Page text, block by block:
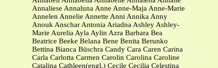
Annaliese Annaluna Anne Anne-Maja Anne-Marie
Annelen Annelie Annette Anni Annika Anny
Anouk Anschar Antonia Ariadna Ashley Ashley-
Marie Aurelia Ayla Aylin Azra Barbara Bea
Beatrice Beeke Belana Bene Benita Berunko
Bettina Bianca Büschra Candy Cara Caren Carina
Carla Carlotta Carmen Carolin Carolina Caroline
Catalina Cathleen(engl.) Cecile Cecilia Celestina